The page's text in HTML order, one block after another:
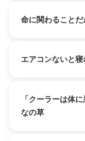
命に関わること
エアコンないと
「クーラーは体
なの草